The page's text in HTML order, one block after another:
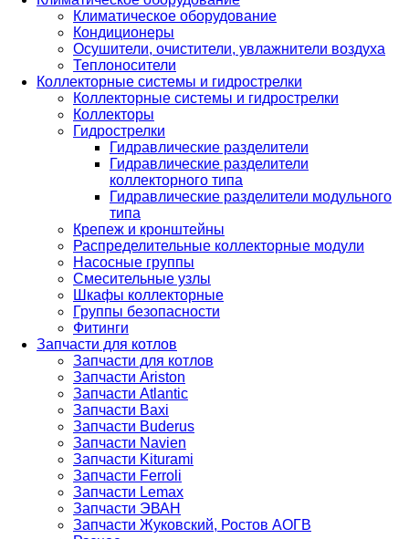
Климатическое оборудование
Кондиционеры
Осушители, очистители, увлажнители воздуха
Теплоносители
Коллекторные системы и гидрострелки
Коллекторные системы и гидрострелки
Коллекторы
Гидрострелки
Гидравлические разделители
Гидравлические разделители
коллекторного типа
Гидравлические разделители модульного
типа
Крепеж и кронштейны
Распределительные коллекторные модули
Насосные группы
Смесительные узлы
Шкафы коллекторные
Группы безопасности
Фитинги
Запчасти для котлов
Запчасти для котлов
Запчасти Ariston
Запчасти Atlantic
Запчасти Baxi
Запчасти Buderus
Запчасти Navien
Запчасти Kiturami
Запчасти Ferroli
Запчасти Lemax
Запчасти ЭВАН
Запчасти Жуковский, Ростов АОГВ